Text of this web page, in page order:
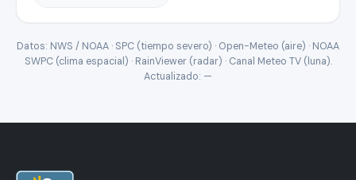
Datos: NWS / NOAA · SPC (tiempo severo) · Open-Meteo (aire) · NOAA
SWPC (clima espacial) · RainViewer (radar) · Canal Meteo TV (luna).
Actualizado: —